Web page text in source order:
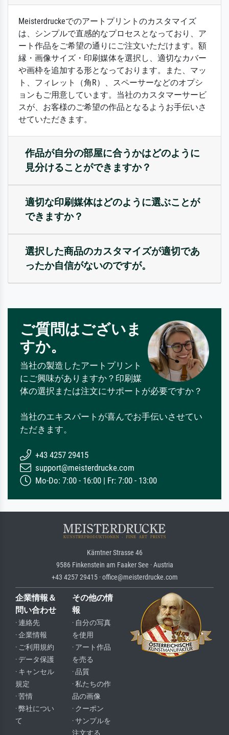
Meisterdruckeでのアートプリントのカスタマイズ
は、シンプルで直感的なプロセスとなっており、ア
ート作品をご希望の通りにご注文いただけます。額
縁・画像サイズ・印刷媒体を選択し、適切なカバー
や画枠を追加する形となっております。また、マッ
ト、フィレット（角R）、スペーサーなどのオプシ
ョンもご用意しています。当社のカスタマーサービ
スが、お客様のご希望の作品となるようお手伝いさ
せていただきます。
作品が自分の部屋に合うかはどのように
見分けることができますか？
適切な印刷媒体はどのように選ぶことが
できますか？
選択した商品のカスタマイズが適切であ
ったか自信がないのですが。
ご質問はございま
すか。
当社の製造したアートプリント
にご興味がありますか？印刷媒
体の選択または注文にサポートが必要ですか？
当社のエキスパートが喜んでお手伝いさせてい
ただきます。
+43 4257 29415
support@meisterdrucke.com
Mo-Do: 7:00 - 16:00 | Fr: 7:00 - 13:00
Kärntner Strasse 46
9586 Finkenstein am Faaker See · Austria
+43 4257 29415 · office@meisterdrucke.com
企業情報＆
問い合わせ
· 連絡先
· 企業情報
· ご利用規約
· データ保護
· キャンセル
規定
· 苦情
· 弊社につい
て
その他の情
報
· 自分の写真
を使用
· アート作品
を売る
· 品質
· 私たちの作
品の画像
· クーポン
· サンプルを